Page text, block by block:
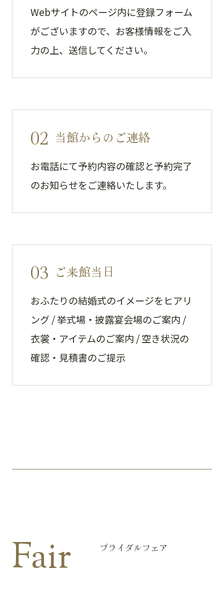
Webサイトのページ内に登録フォーム
がございますので、お客様情報をご入
力の上、送信してください。
02 当館からのご連絡
お電話にて予約内容の確認と予約完了
のお知らせをご連絡いたします。
03 ご来館当日
おふたりの結婚式のイメージをヒアリ
ング / 挙式場・披露宴会場のご案内 /
衣裳・アイテムのご案内 / 空き状況の
確認・見積書のご提示
Fair ブライダルフェア